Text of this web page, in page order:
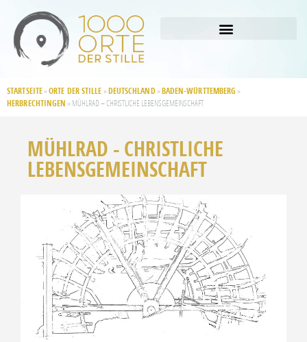
STARTSEITE » ORTE DER STILLE » DEUTSCHLAND» BADEN-WÜRTTEMBERG »
HERBRECHTINGEN » MÜHLRAD – CHRISTLICHE LEBENSGEMEINSCHAFT
MÜHLRAD - CHRISTLICHE
LEBENSGEMEINSCHAFT